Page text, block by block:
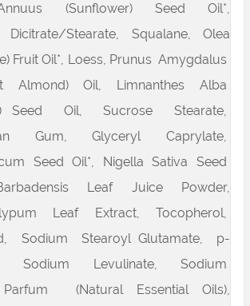
(Sunflower) Seed Oil*,
Dicitrate/Stearate, Squalane, Olea
Fruit Oil*, Loess, Prunus Amygdalus
Almond) Oil, Limnanthes Alba
Seed Oil, Sucrose Stearate,
Gum, Glyceryl Caprylate,
Seed Oil*, Nigella Sativa Seed
Leaf Juice Powder,
Leaf Extract, Tocopherol,
Sodium Stearoyl Glutamate, p-
Sodium Levulinate, Sodium
(Natural Essential Oils),